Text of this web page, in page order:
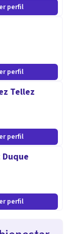
perfil
perfil
Tellez
perfil
perfil